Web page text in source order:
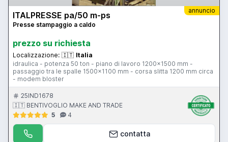
annuncio
ITALPRESSE pa/50 m-ps
Presse stampaggio a caldo
prezzo su richiesta
Localizzazione: 🇮🇹 Italia
idraulica - potenza 50 ton - piano di lavoro 1200x1500 mm -
passaggio tra le spalle 1500x1100 mm - corsa slitta 1200 mm circa
- modem bloster
25IND1678
🇮🇹 BENTIVOGLIO MAKE AND TRADE
5
4
contatta